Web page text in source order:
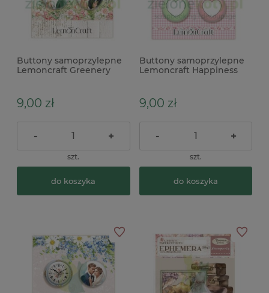
Buttony samoprzylepne
Lemoncraft Greenery
9,00 zł
- +
szt.
do koszyka
Buttony samoprzylepne
Lemoncraft Happiness
9,00 zł
- +
szt.
do koszyka